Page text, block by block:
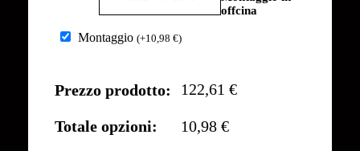
offcina
Montaggio (+10,98 €)
Prezzo prodotto: 122,61 €
Totale opzioni:
10,98 €